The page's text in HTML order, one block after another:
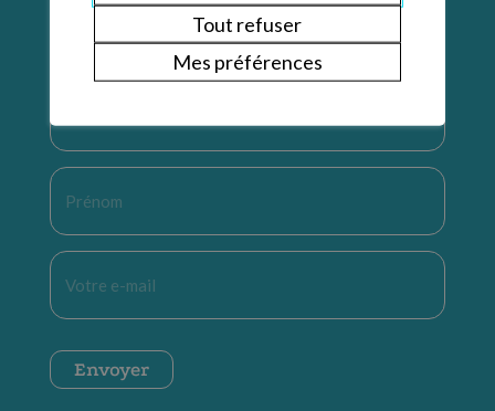
Restons en contact
*
Prénom
E-
mail
CAPTCHA
Envoyer
Tout refuser
Mes préférences